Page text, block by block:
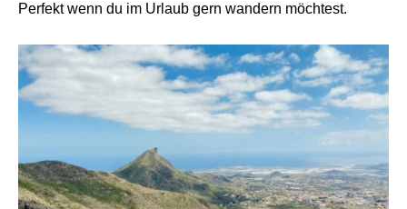
Perfekt wenn du im Urlaub gern wandern möchtest.